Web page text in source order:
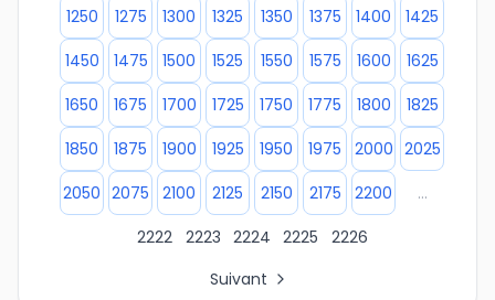
1250
1275 1300 1325 1350 1375 1400
1425
1450
1475 1500 1525 1550 1575 1600
1625
1650
1675 1700 1725 1750 1775 1800
1825
1850
1875 1900 1925 1950 1975 2000 2025
2050 2075 2100 2125 2150 2175 2200
...
2222 2223 2224 2225
2226
Suivant